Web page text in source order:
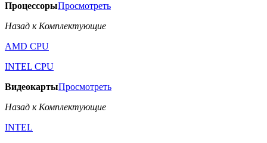
ПроцессорыПросмотреть
Назад к Комплектующие
AMD CPU
INTEL CPU
ВидеокартыПросмотреть
Назад к Комплектующие
INTEL